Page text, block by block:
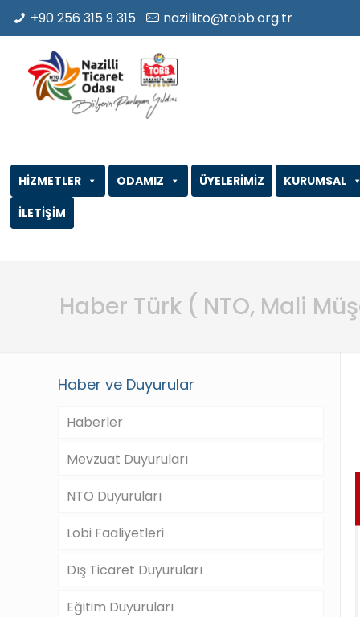
+90 256 315 9 315 nazillito@tobb.org.tr
ODAMIZ
HİZMETLER ÜYELERİMİZ
KURUMSAL
İLETİŞİM
Haber Türk ( NTO, Mali
Haber ve Duyurular
Haberler
Mevzuat Duyuruları
NTO Duyuruları
Lobi Faaliyetleri
Dış Ticaret Duyuruları
Eğitim Duyuruları